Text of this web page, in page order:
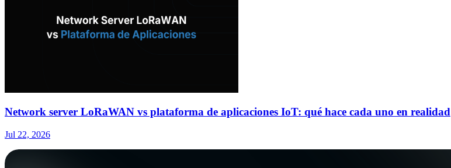
Network server LoRaWAN vs plataforma de aplicaciones IoT: qué hace cada uno en realidad
Jul 22, 2026